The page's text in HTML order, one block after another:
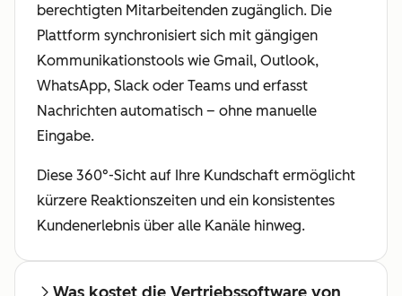
berechtigten Mitarbeitenden zugänglich. Die
Plattform synchronisiert sich mit gängigen
Kommunikationstools wie Gmail, Outlook,
WhatsApp, Slack oder Teams und erfasst
Nachrichten automatisch – ohne manuelle
Eingabe.
Diese 360°-Sicht auf Ihre Kundschaft ermöglicht
kürzere Reaktionszeiten und ein konsistentes
Kundenerlebnis über alle Kanäle hinweg.